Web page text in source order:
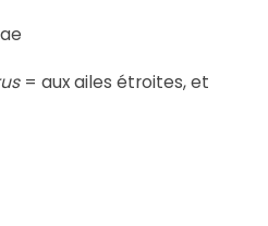
= aux ailes étroites, et